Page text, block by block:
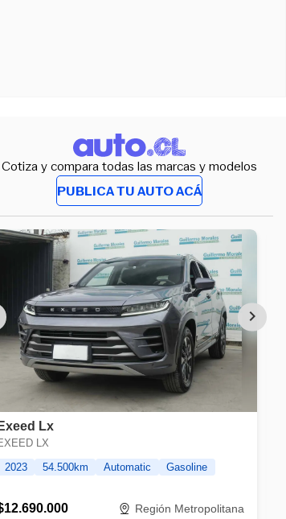
Cotiza y compara todas las marcas y modelos
PUBLICA TU AUTO ACÁ